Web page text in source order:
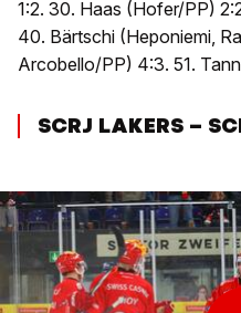
1:2. 30. Haas (Hofer/PP)
40. Bärtschi (Heponiemi,
Arcobello/PP) 4:3. 51.
SCRJ LAKERS –